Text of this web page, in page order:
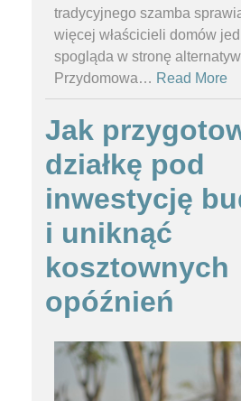
tradycyjnego szamba
więcej właścicieli domów
spogląda w stronę
Przydomowa… Read More
Jak
działkę pod
inwestycję
i uniknąć
kosztownych
opóźnień